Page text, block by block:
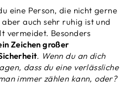
eine Person, die nicht gerne
auch sehr ruhig ist und
vermeidet. Besonders
Zeichen großer
. Wenn du an dich
dass du eine verlässliche
immer zählen kann, oder?